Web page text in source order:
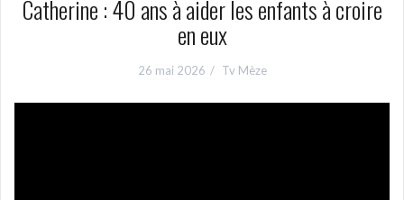
Catherine : 40 ans à aider les enfants à croire
en eux
26 mai 2026 Tv Mèze